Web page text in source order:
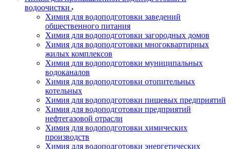
водоочистки
Химия для водоподготовки заведений
общественного питания
Химия для водоподготовки загородных домов
Химия для водоподготовки многоквартирных
жилых комплексов
Химия для водоподготовки муниципальных
водоканалов
Химия для водоподготовки отопительных
котельных
Химия для водоподготовки пищевых предприятий
Химия для водоподготовки предприятий
нефтегазовой отрасли
Химия для водоподготовки химических
производств
Химия для водоподготовки энергетических